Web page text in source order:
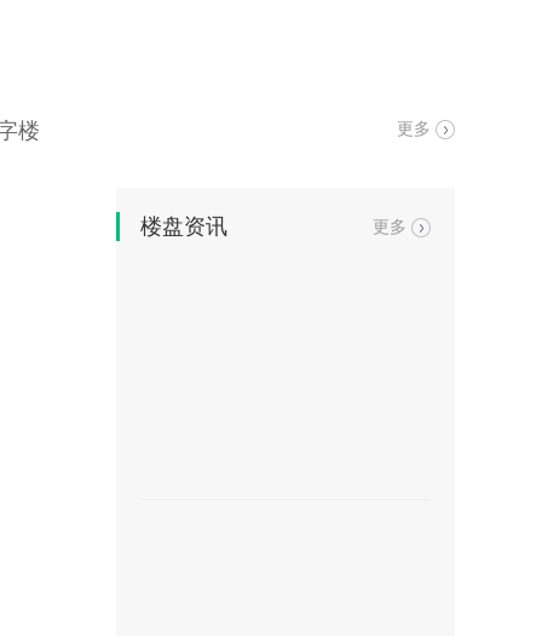
楼 更多
楼盘资讯 更多